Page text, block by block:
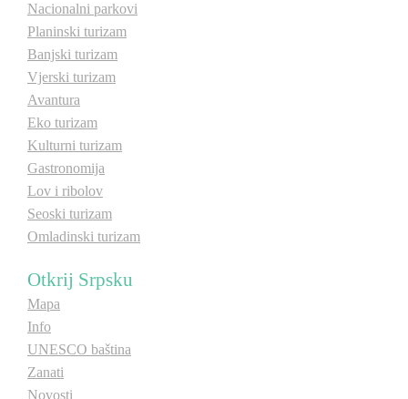
Nacionalni parkovi
Planinski turizam
Banjski turizam
Vjerski turizam
Avantura
Eko turizam
Kulturni turizam
Gastronomija
Lov i ribolov
Seoski turizam
Omladinski turizam
Otkrij Srpsku
Mapa
Info
UNESCO baština
Zanati
Novosti